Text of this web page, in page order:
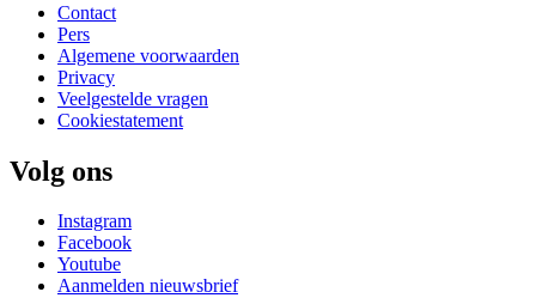
Contact
Pers
Algemene voorwaarden
Privacy
Veelgestelde vragen
Cookiestatement
Volg ons
Instagram
Facebook
Youtube
Aanmelden nieuwsbrief